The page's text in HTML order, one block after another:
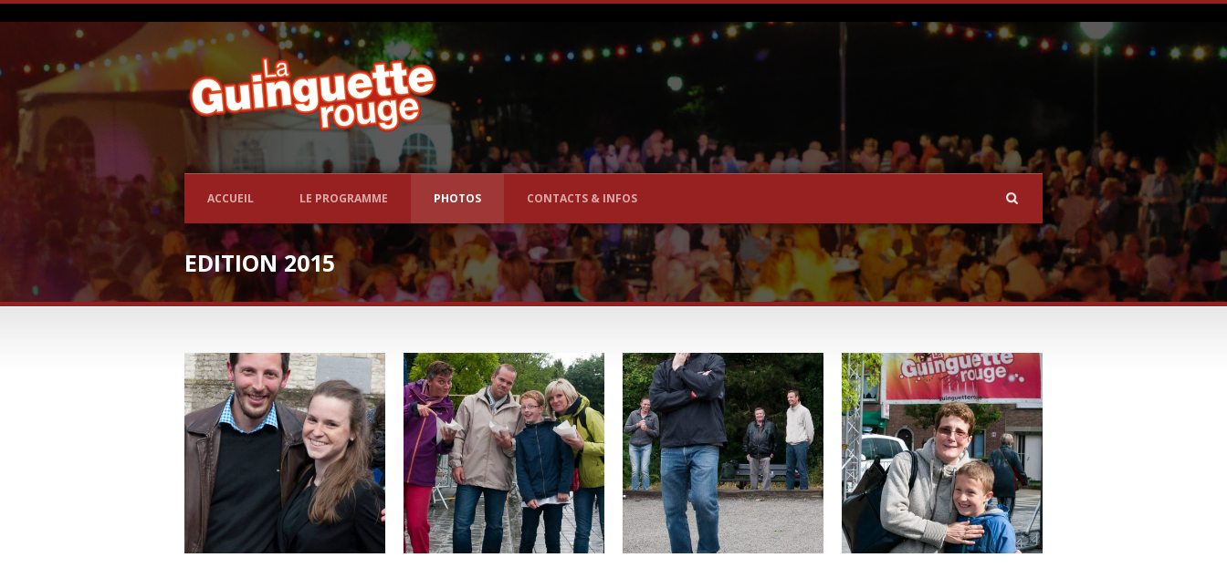
ACCUEIL LE PROGRAMME PHOTOS CONTACTS & INFOS
EDITION 2015